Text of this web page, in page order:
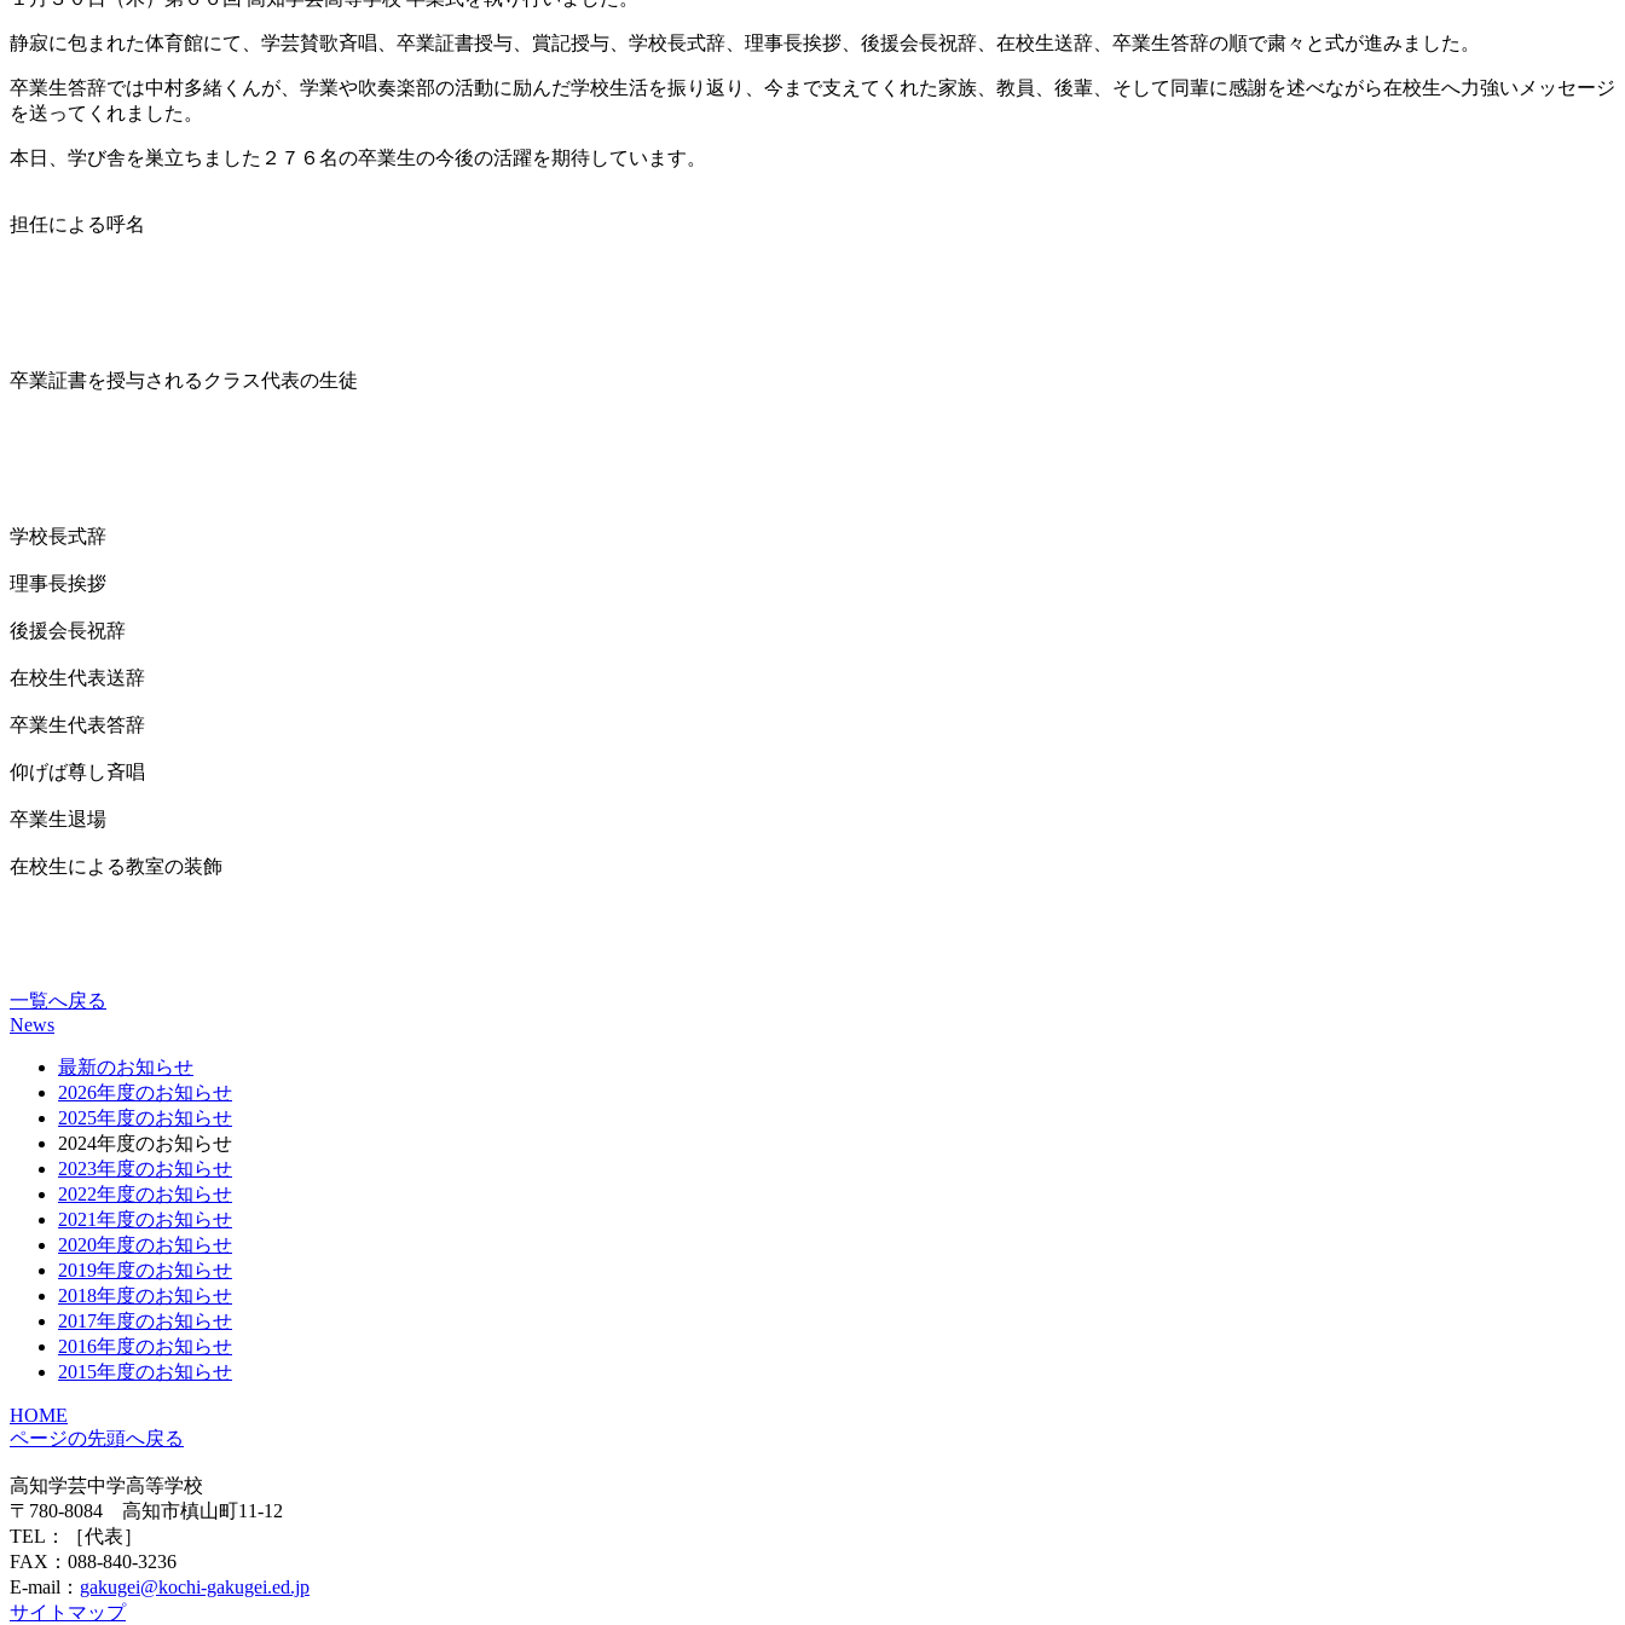
静寂に包まれた体育館にて、学芸賛歌斉唱、卒業証書授与、賞記授与、学校長式辞、理事長挨拶、後援会長祝辞、在校生送辞、卒業生答辞の順で粛々と式が進みました。
卒業生答辞では中村多緒くんが、学業や吹奏楽部の活動に励んだ学校生活を振り返り、今まで支えてくれた家族、教員、後輩、そして同輩に感謝を述べながら在校生へ力強いメッセージ
を送ってくれました。
本日、学び舎を巣立ちました２７６名の卒業生の今後の活躍を期待しています。
担任による呼名
卒業証書を授与されるクラス代表の生徒
学校長式辞
理事長挨拶
後援会長祝辞
在校生代表送辞
卒業生代表答辞
仰げば尊し斉唱
卒業生退場
在校生による教室の装飾
一覧へ戻る
News
最新のお知らせ
2026年度のお知らせ
2025年度のお知らせ
2024年度のお知らせ
2023年度のお知らせ
2022年度のお知らせ
2021年度のお知らせ
2020年度のお知らせ
2019年度のお知らせ
2018年度のお知らせ
2017年度のお知らせ
2016年度のお知らせ
2015年度のお知らせ
HOME
ページの先頭へ戻る
高知学芸中学高等学校
〒780-8084 高知市槙山町11-12
TEL：
［代表］
FAX：088-840-3236
E-mail： gakugei@kochi-gakugei.ed.jp
サイトマップ